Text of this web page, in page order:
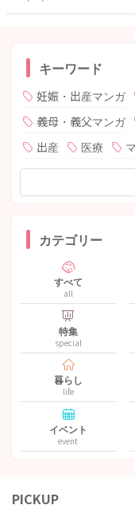
キーワード
妊娠・出産マンガ
義母・義父マンガ
出産
医療
カテゴリー
すべて
all
特集
special
暮らし
life
イベント
event
PICKUP